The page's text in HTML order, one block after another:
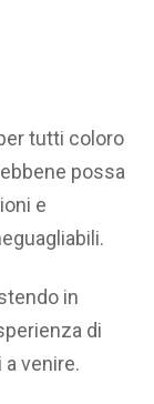
tutti coloro
possa
e
in
di
venire.